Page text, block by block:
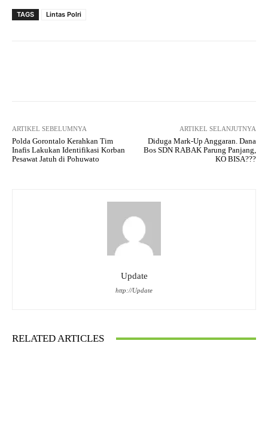
TAGS Lintas Polri
ARTIKEL SEBELUMNYA
Polda Gorontalo Kerahkan Tim
Inafis Lakukan Identifikasi Korban
Pesawat Jatuh di Pohuwato
ARTIKEL SELANJUTNYA
Diduga Mark-Up Anggaran. Dana
Bos SDN RABAK Parung Panjang,
KO BISA???
Update
http://Update
RELATED ARTICLES